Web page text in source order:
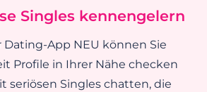
Singles kennengelern
Dating-App NEU können Sie
Profile in Ihrer Nähe checken
seriösen Singles chatten, die